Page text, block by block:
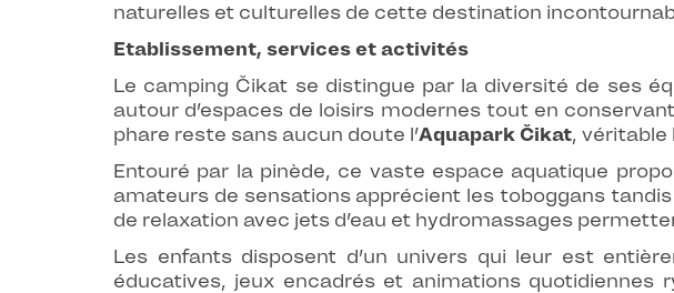
naturelles et culturelles de cette destination
Etablissement, services et activités
Le camping Čikat se distingue par la diversité de ses
autour d’espaces de loisirs modernes tout en
phare reste sans aucun doute l’Aquapark Čikat, véritable
Entouré par la pinède, ce vaste espace aquatique
amateurs de sensations apprécient les toboggans
de relaxation avec jets d’eau et hydromassages
Les enfants disposent d’un univers qui leur est
éducatives, jeux encadrés et animations